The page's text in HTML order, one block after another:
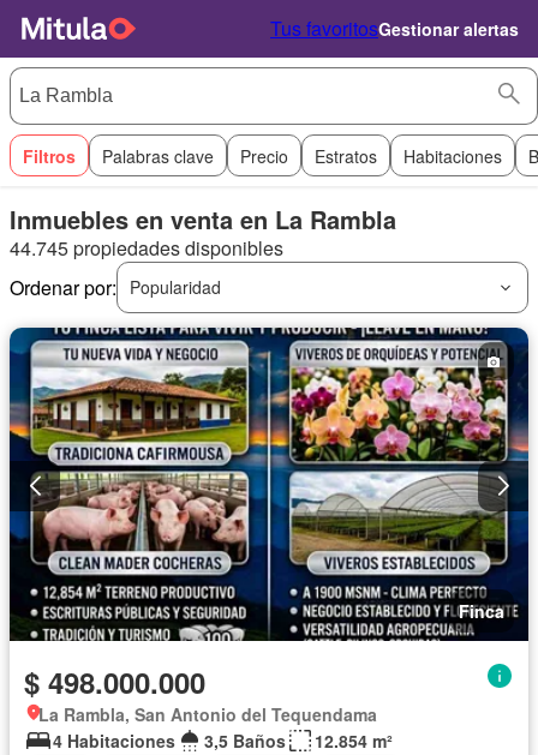
Tus favoritosGestionar alertas
Filtros Palabras clave Precio Estratos Habitaciones
Inmuebles en venta en La Rambla
44.745 propiedades disponibles
Ordenar por:
Popularidad
Finca
$ 498.000.000
La Rambla, San Antonio del Tequendama
4 Habitaciones
3,5 Baños
12.854 m²